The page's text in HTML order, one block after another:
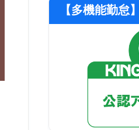
【多機能勤怠